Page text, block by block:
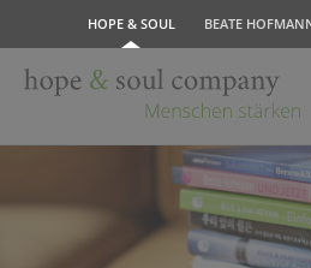
HOPE & SOUL BEATE